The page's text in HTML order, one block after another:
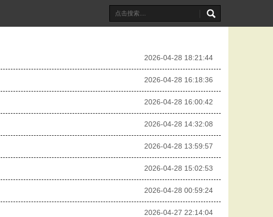
2026-04-28 18:21:44
2026-04-28 16:18:36
2026-04-28 16:00:42
2026-04-28 14:32:08
2026-04-28 13:59:57
2026-04-28 15:02:53
2026-04-28 00:59:24
2026-04-27 22:14:04